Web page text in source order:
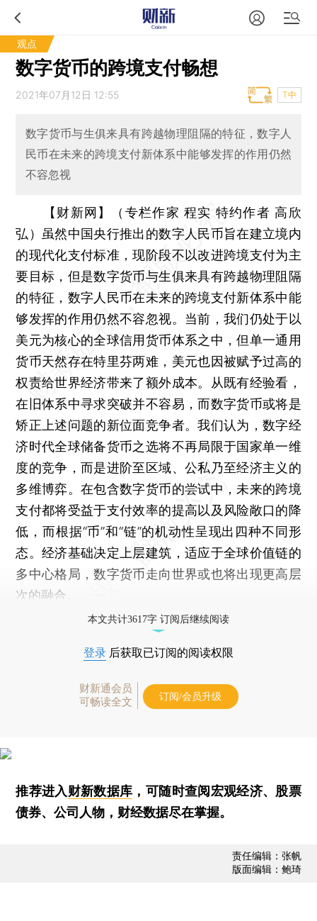
观点
数字货币的跨境支付畅想
2021年07月12日 12:55 T中
数字货币与生俱来具有跨越物理阻隔的特征，数字人
民币在未来的跨境支付新体系中能够发挥的作用仍然
不容忽视
【财新网】（专栏作家 程实 特约作者 高欣
弘） 虽然中国央行推出的数字人民币旨在建立境内
的现代化支付标准，现阶段不以改进跨境支付为主
要目标，但是数字货币与生俱来具有跨越物理阻隔
的特征，数字人民币在未来的跨境支付新体系中能
够发挥的作用仍然不容忽视。当前，我们仍处于以
美元为核心的全球信用货币体系之中，但单一通用
货币天然存在特里芬两难，美元也因被赋予过高的
权责给世界经济带来了额外成本。从既有经验看，
在旧体系中寻求突破并不容易，而数字货币或将是
矫正上述问题的新位面竞争者。我们认为，数字经
济时代全球储备货币之选将不再局限于国家单一维
度的竞争，而是进阶至区域、公私乃至经济主义的
多维博弈。在包含数字货币的尝试中，未来的跨境
支付都将受益于支付效率的提高以及风险敞口的降
低，而根据“币”和“链”的机动性呈现出四种不同形
态。经济基础决定上层建筑，适应于全球价值链的
多中心格局，数字货币走向世界或也将出现更高层
次的融合。
本文共计3617字 订阅后继续阅读
登录 后获取已订阅的阅读权限
财新通会员
可畅读全文
订阅/会员升级
推荐进入财新数据库 ，可随时查阅宏观经济、股票
债券、公司人物，财经数据尽在掌握。
责任编辑：张帆
版面编辑：鲍琦